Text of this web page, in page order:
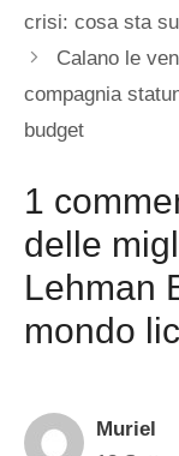
crisi: cosa sta
Calano le
compagnia
budget
1
delle
Lehman
mondo
Muriel